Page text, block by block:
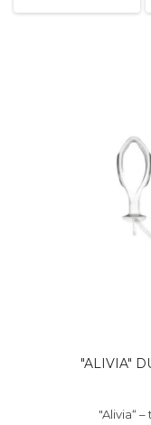
"ALIVIA"
"Alivia“